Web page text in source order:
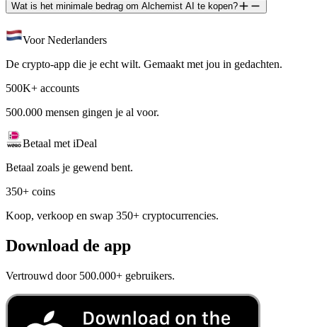
Wat is het minimale bedrag om Alchemist AI te kopen?
Voor Nederlanders
De crypto-app die je echt wilt. Gemaakt met jou in gedachten.
500K+ accounts
500.000 mensen gingen je al voor.
Betaal met iDeal
Betaal zoals je gewend bent.
350+ coins
Koop, verkoop en swap 350+ cryptocurrencies.
Download de app
Vertrouwd door 500.000+ gebruikers.